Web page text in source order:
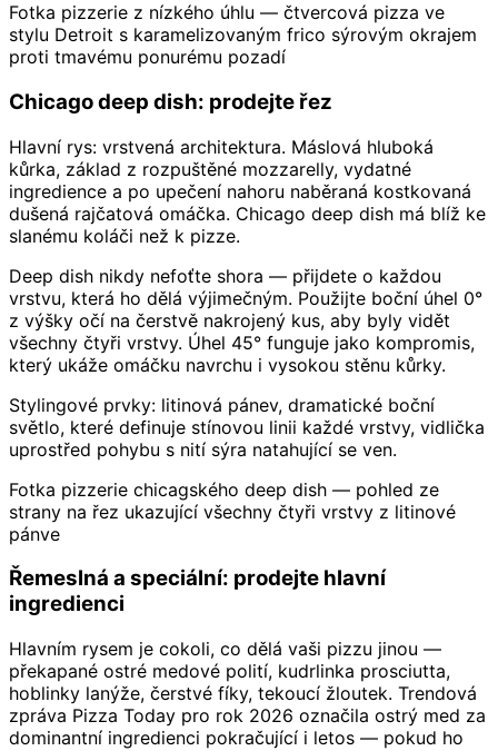
Fotka pizzerie z nízkého úhlu — čtvercová pizza ve
stylu Detroit s karamelizovaným frico sýrovým okrajem
proti tmavému ponurému pozadí
Chicago deep dish: prodejte řez
Hlavní rys: vrstvená architektura. Máslová hluboká
kůrka, základ z rozpuštěné mozzarelly, vydatné
ingredience a po upečení nahoru naběraná kostkovaná
dušená rajčatová omáčka. Chicago deep dish má blíž ke
slanému koláči než k pizze.
Deep dish nikdy nefoťte shora — přijdete o každou
vrstvu, která ho dělá výjimečným. Použijte boční úhel 0°
z výšky očí na čerstvě nakrojený kus, aby byly vidět
všechny čtyři vrstvy. Úhel 45° funguje jako kompromis,
který ukáže omáčku navrchu i vysokou stěnu kůrky.
Stylingové prvky: litinová pánev, dramatické boční
světlo, které definuje stínovou linii každé vrstvy, vidlička
uprostřed pohybu s nití sýra natahující se ven.
Fotka pizzerie chicagského deep dish — pohled ze
strany na řez ukazující všechny čtyři vrstvy z litinové
pánve
Řemeslná a speciální: prodejte hlavní
ingredienci
Hlavním rysem je cokoli, co dělá vaši pizzu jinou —
překapané ostré medové polití, kudrlinka prosciutta,
hoblinky lanýže, čerstvé fíky, tekoucí žloutek. Trendová
zpráva Pizza Today pro rok 2026 označila ostrý med za
dominantní ingredienci pokračující i letos — pokud ho